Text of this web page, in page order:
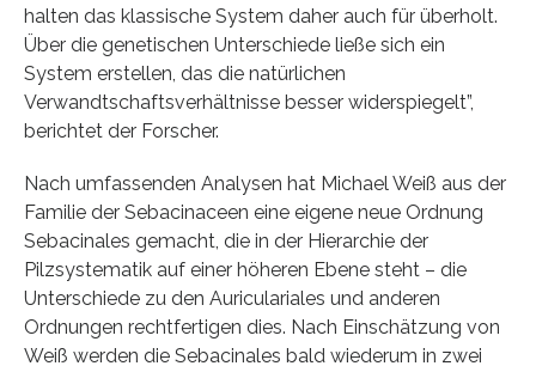
halten das klassische System daher auch für überholt.
Über die genetischen Unterschiede ließe sich ein
System erstellen, das die natürlichen
Verwandtschaftsverhältnisse besser widerspiegelt”,
berichtet der Forscher.
Nach umfassenden Analysen hat Michael Weiß aus der
Familie der Sebacinaceen eine eigene neue Ordnung
Sebacinales gemacht, die in der Hierarchie der
Pilzsystematik auf einer höheren Ebene steht – die
Unterschiede zu den Auriculariales und anderen
Ordnungen rechtfertigen dies. Nach Einschätzung von
Weiß werden die Sebacinales bald wiederum in zwei